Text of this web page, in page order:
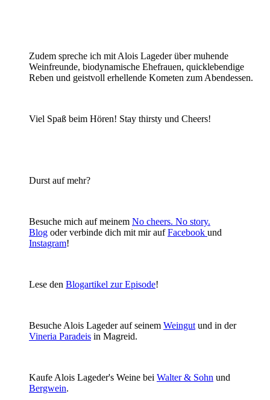
Zudem spreche ich mit Alois Lageder über muhende
Weinfreunde, biodynamische Ehefrauen, quicklebendige
Reben und geistvoll erhellende Kometen zum Abendessen.
Viel Spaß beim Hören! Stay thirsty und Cheers!
Durst auf mehr?
Besuche mich auf meinem No cheers. No story.
Blog oder verbinde dich mit mir aufFacebook und
Instagram!
Lese den Blogartikel zur Episode!
Besuche Alois Lageder auf seinem Weingut und in der
Vineria Paradeis in Magreid.
Kaufe Alois Lageder's Weine bei Walter & Sohn und
Bergwein.